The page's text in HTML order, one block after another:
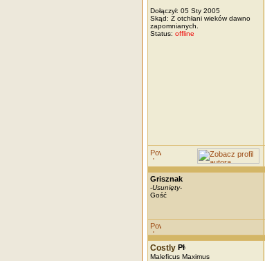
Dołączył: 05 Sty 2005
Skąd: Z otchłani wieków dawno
zapomnianych.
Status: offline
Grisznak
-Usunięty-
Gość
Costly
Maleficus Maximus